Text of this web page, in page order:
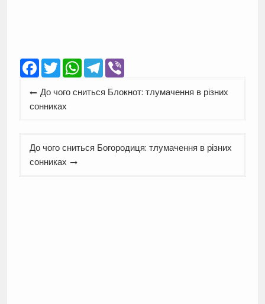
Facebook
TwitterWhatsApp
Telegram
Viber
Навігація
записів
До чого сниться Блокнот: тлумачення в різних
сонниках
До чого сниться Богородиця: тлумачення в різних
сонниках